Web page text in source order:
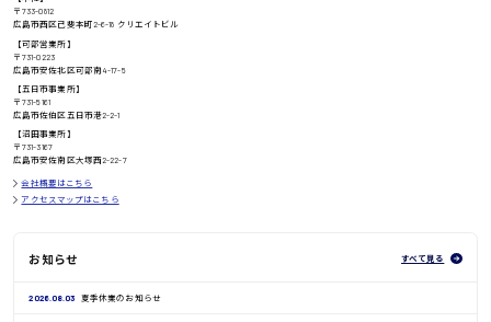
高知県
鳥取県
〒733-0812
広島市西区己斐本町2-6-18 クリエイトビル
【可部営業所】
〒731-0223
広島市安佐北区可部南4-17-5
【五日市事業所】
〒731-5161
広島市佐伯区五日市港2-2-1
【沼田事業所】
〒731-3167
広島市安佐南区大塚西2-22-7
会社概要はこちら
アクセスマップはこちら
お知らせ すべて見る
2026.08.03 夏季休業のお知らせ